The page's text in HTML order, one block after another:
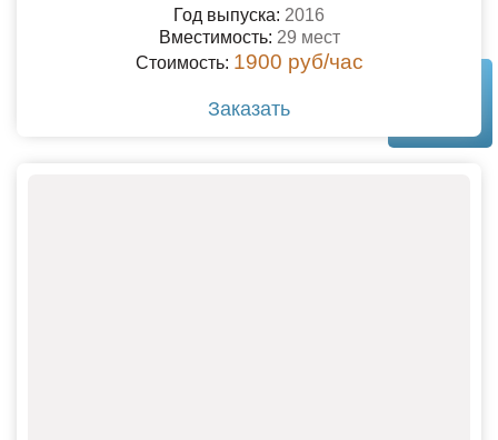
Год выпуска: 2016
Вместимость: 29 мест
Стоимость: 1900 руб/час
Заказать